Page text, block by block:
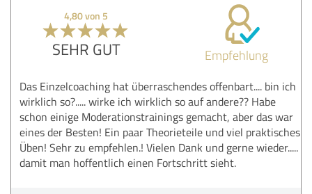
4,80 von 5
SEHR GUT Empfehlung
Das Einzelcoaching hat überraschendes offenbart.... bin ich
wirklich so?..... wirke ich wirklich so auf andere?? Habe
schon einige Moderationstrainings gemacht, aber das war
eines der Besten! Ein paar Theorieteile und viel praktisches
Üben! Sehr zu empfehlen.! Vielen Dank und gerne wieder.....
damit man hoffentlich einen Fortschritt sieht.